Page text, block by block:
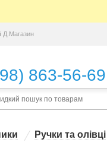
Д.Магазин
863-56-69
Ручки та олівці